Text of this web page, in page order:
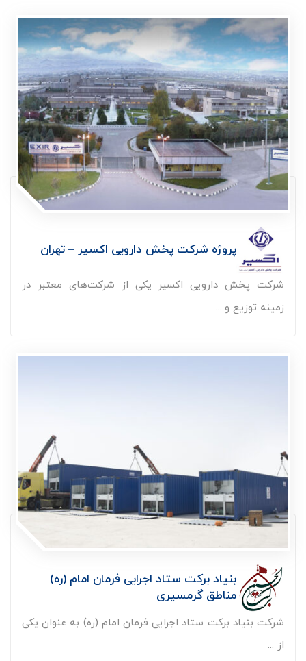
پروژه شرکت پخش دارویی اکسیر – تهران
شرکت پخش دارویی اکسیر یکی از شرکت‌های معتبر در
زمینه توزیع و ...
بنیاد برکت ستاد اجرایی فرمان امام (ره) –
مناطق گرمسیری
شرکت بنیاد برکت ستاد اجرایی فرمان امام (ره) به عنوان یکی
از ...